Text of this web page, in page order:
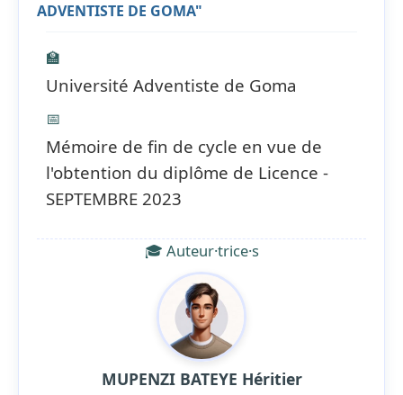
ADVENTISTE DE GOMA"
🏫
Université Adventiste de Goma
📅
Mémoire de fin de cycle en vue de
l'obtention du diplôme de Licence -
SEPTEMBRE 2023
🎓 Auteur·trice·s
MUPENZI BATEYE Héritier